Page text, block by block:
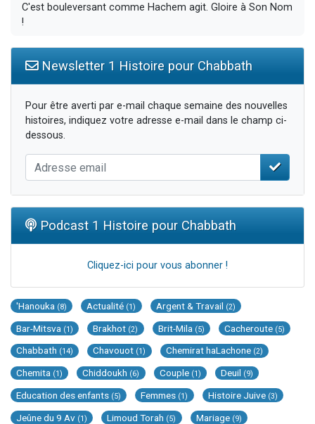
C'est bouleversant comme Hachem agit. Gloire à Son Nom
!
Newsletter 1 Histoire pour Chabbath
Pour être averti par e-mail chaque semaine des nouvelles
histoires, indiquez votre adresse e-mail dans le champ ci-
dessous.
Podcast 1 Histoire pour Chabbath
Cliquez-ici pour vous abonner !
'Hanouka (8) Actualité (1) Argent & Travail (2)
Bar-Mitsva (1) Brakhot (2) Brit-Mila (5) Cacheroute (5)
Chabbath (14) Chavouot (1) Chemirat haLachone (2)
Chemita (1) Chiddoukh (6) Couple (1) Deuil (9)
Education des enfants (5) Femmes (1) Histoire Juive (3)
Jeûne du 9 Av (1) Limoud Torah (5) Mariage (9)